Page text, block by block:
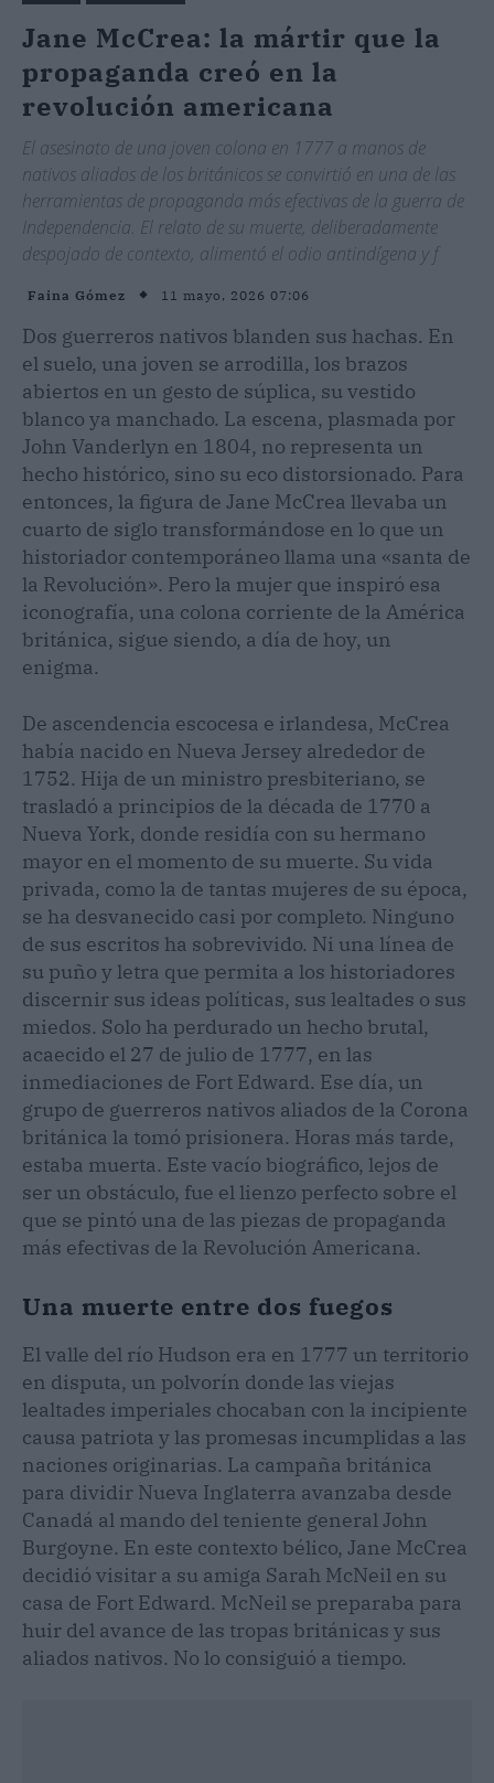
Jane McCrea: la mártir que la
propaganda creó en la
revolución americana
El asesinato de una joven colona en 1777 a manos de
nativos aliados de los británicos se convirtió en una de las
herramientas de propaganda más efectivas de la guerra de
Independencia. El relato de su muerte, deliberadamente
despojado de contexto, alimentó el odio antindígena y f
Faina Gómez 11 mayo, 2026 07:06
Dos guerreros nativos blanden sus hachas. En
el suelo, una joven se arrodilla, los brazos
abiertos en un gesto de súplica, su vestido
blanco ya manchado. La escena, plasmada por
John Vanderlyn en 1804, no representa un
hecho histórico, sino su eco distorsionado. Para
entonces, la figura de Jane McCrea llevaba un
cuarto de siglo transformándose en lo que un
historiador contemporáneo llama una «santa de
la Revolución». Pero la mujer que inspiró esa
iconografía, una colona corriente de la América
británica, sigue siendo, a día de hoy, un
enigma.
De ascendencia escocesa e irlandesa, McCrea
había nacido en Nueva Jersey alrededor de
1752. Hija de un ministro presbiteriano, se
trasladó a principios de la década de 1770 a
Nueva York, donde residía con su hermano
mayor en el momento de su muerte. Su vida
privada, como la de tantas mujeres de su época,
se ha desvanecido casi por completo. Ninguno
de sus escritos ha sobrevivido. Ni una línea de
su puño y letra que permita a los historiadores
discernir sus ideas políticas, sus lealtades o sus
miedos. Solo ha perdurado un hecho brutal,
acaecido el 27 de julio de 1777, en las
inmediaciones de Fort Edward. Ese día, un
grupo de guerreros nativos aliados de la Corona
británica la tomó prisionera. Horas más tarde,
estaba muerta. Este vacío biográfico, lejos de
ser un obstáculo, fue el lienzo perfecto sobre el
que se pintó una de las piezas de propaganda
más efectivas de la Revolución Americana.
Una muerte entre dos fuegos
El valle del río Hudson era en 1777 un territorio
en disputa, un polvorín donde las viejas
lealtades imperiales chocaban con la incipiente
causa patriota y las promesas incumplidas a las
naciones originarias. La campaña británica
para dividir Nueva Inglaterra avanzaba desde
Canadá al mando del teniente general John
Burgoyne. En este contexto bélico, Jane McCrea
decidió visitar a su amiga Sarah McNeil en su
casa de Fort Edward. McNeil se preparaba para
huir del avance de las tropas británicas y sus
aliados nativos. No lo consiguió a tiempo.